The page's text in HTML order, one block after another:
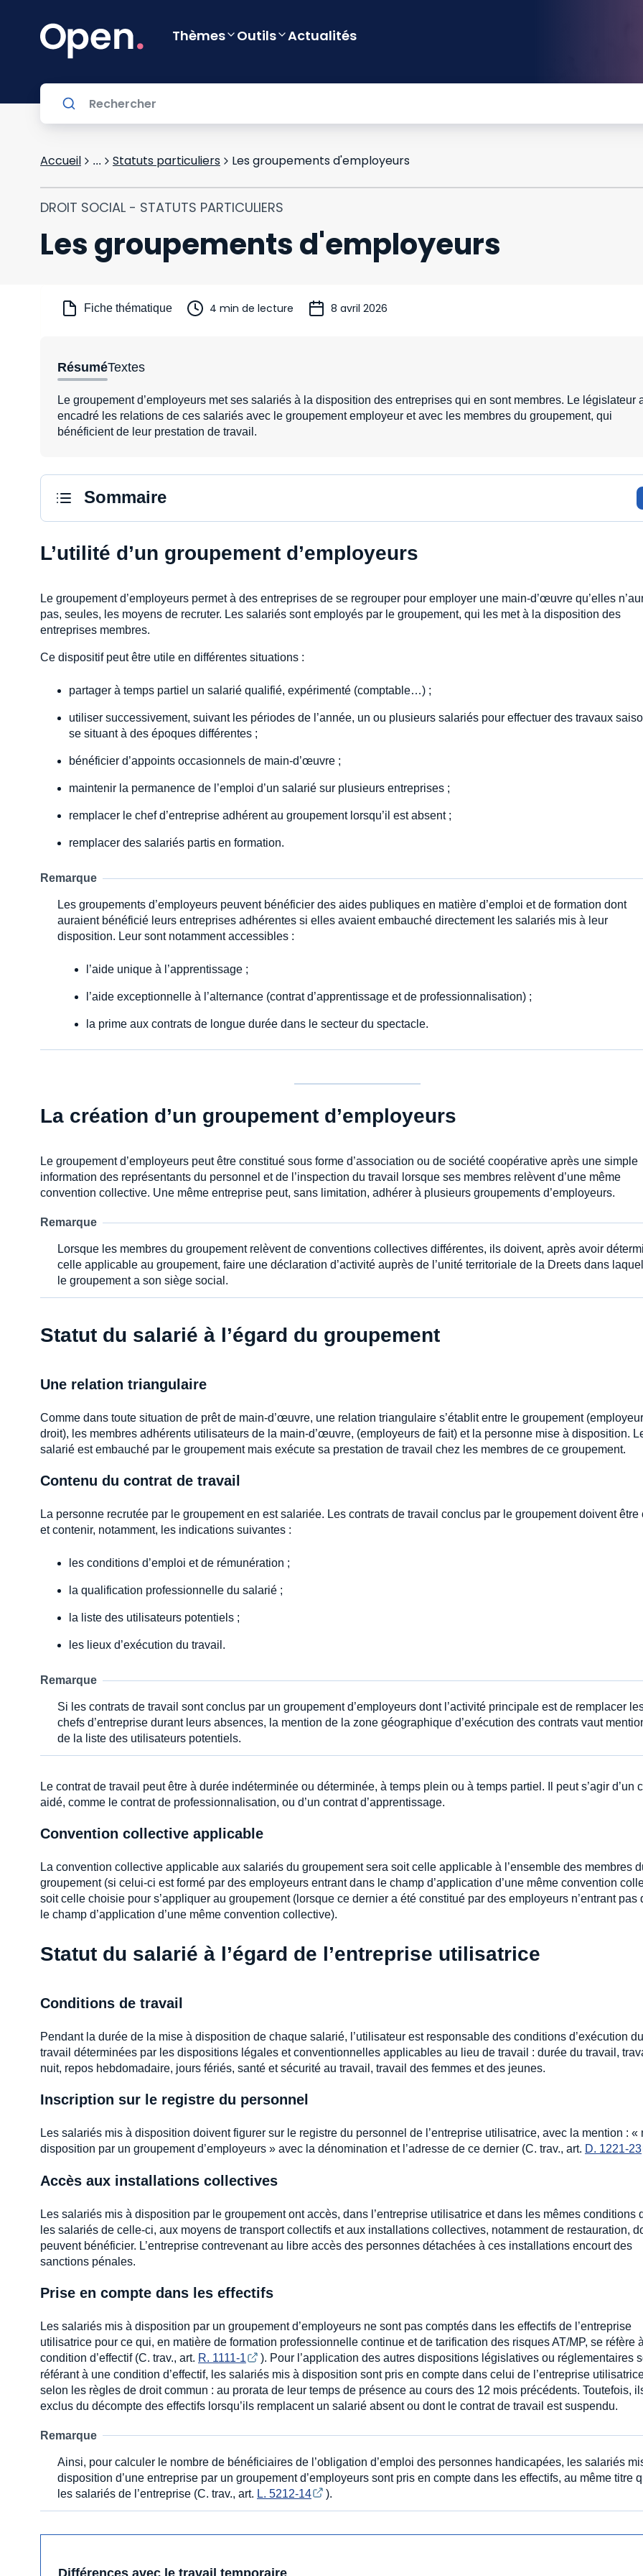
Thèmes Outils Actualités
Accueil ... Statuts particuliers Les groupements d'employeurs
DROIT SOCIAL - STATUTS PARTICULIERS
Les groupements d'employeurs
Fiche thématique 4 min de lecture 8 avril 2026
RésuméTextes
Le groupement d’employeurs met ses salariés à la disposition des entreprises qui en sont membres. Le législateur
encadré les relations de ces salariés avec le groupement employeur et avec les membres du groupement, qui
bénéficient de leur prestation de travail.
Sommaire
L’utilité d’un groupement d’employeurs
Le groupement d’employeurs permet à des entreprises de se regrouper pour employer une main-d’œuvre qu’elles
pas, seules, les moyens de recruter. Les salariés sont employés par le groupement, qui les met à la disposition des
entreprises membres.
Ce dispositif peut être utile en différentes situations :
partager à temps partiel un salarié qualifié, expérimenté (comptable…) ;
utiliser successivement, suivant les périodes de l’année, un ou plusieurs salariés pour effectuer des travaux
se situant à des époques différentes ;
bénéficier d’appoints occasionnels de main-d’œuvre ;
maintenir la permanence de l’emploi d’un salarié sur plusieurs entreprises ;
remplacer le chef d’entreprise adhérent au groupement lorsqu’il est absent ;
remplacer des salariés partis en formation.
Remarque
Les groupements d’employeurs peuvent bénéficier des aides publiques en matière d’emploi et de formation dont
auraient bénéficié leurs entreprises adhérentes si elles avaient embauché directement les salariés mis à leur
disposition. Leur sont notamment accessibles :
l’aide unique à l’apprentissage ;
l’aide exceptionnelle à l’alternance (contrat d’apprentissage et de professionnalisation) ;
la prime aux contrats de longue durée dans le secteur du spectacle.
La création d’un groupement d’employeurs
Le groupement d’employeurs peut être constitué sous forme d’association ou de société coopérative après une simple
information des représentants du personnel et de l’inspection du travail lorsque ses membres relèvent d’une même
convention collective. Une même entreprise peut, sans limitation, adhérer à plusieurs groupements d’employeurs.
Remarque
Lorsque les membres du groupement relèvent de conventions collectives différentes, ils doivent, après avoir
celle applicable au groupement, faire une déclaration d’activité auprès de l’unité territoriale de la Dreets dans
le groupement a son siège social.
Statut du salarié à l’égard du groupement
Une relation triangulaire
Comme dans toute situation de prêt de main-d’œuvre, une relation triangulaire s’établit entre le groupement
droit), les membres adhérents utilisateurs de la main-d’œuvre, (employeurs de fait) et la personne mise à disposition.
salarié est embauché par le groupement mais exécute sa prestation de travail chez les membres de ce groupement.
Contenu du contrat de travail
La personne recrutée par le groupement en est salariée. Les contrats de travail conclus par le groupement doivent être
et contenir, notamment, les indications suivantes :
les conditions d’emploi et de rémunération ;
la qualification professionnelle du salarié ;
la liste des utilisateurs potentiels ;
les lieux d’exécution du travail.
Remarque
Si les contrats de travail sont conclus par un groupement d’employeurs dont l’activité principale est de remplacer
chefs d’entreprise durant leurs absences, la mention de la zone géographique d’exécution des contrats vaut
de la liste des utilisateurs potentiels.
Le contrat de travail peut être à durée indéterminée ou déterminée, à temps plein ou à temps partiel. Il peut s’agir d’un
aidé, comme le contrat de professionnalisation, ou d’un contrat d’apprentissage.
Convention collective applicable
La convention collective applicable aux salariés du groupement sera soit celle applicable à l’ensemble des membres
groupement (si celui-ci est formé par des employeurs entrant dans le champ d’application d’une même convention
soit celle choisie pour s’appliquer au groupement (lorsque ce dernier a été constitué par des employeurs n’entrant pas
le champ d’application d’une même convention collective).
Statut du salarié à l’égard de l’entreprise utilisatrice
Conditions de travail
Pendant la durée de la mise à disposition de chaque salarié, l’utilisateur est responsable des conditions d’exécution du
travail déterminées par les dispositions légales et conventionnelles applicables au lieu de travail : durée du travail,
nuit, repos hebdomadaire, jours fériés, santé et sécurité au travail, travail des femmes et des jeunes.
Inscription sur le registre du personnel
Les salariés mis à disposition doivent figurer sur le registre du personnel de l’entreprise utilisatrice, avec la mention : «
disposition par un groupement d’employeurs » avec la dénomination et l’adresse de ce dernier (C. trav., art. D. 1221-23
Accès aux installations collectives
Les salariés mis à disposition par le groupement ont accès, dans l’entreprise utilisatrice et dans les mêmes conditions
les salariés de celle-ci, aux moyens de transport collectifs et aux installations collectives, notamment de restauration,
peuvent bénéficier. L’entreprise contrevenant au libre accès des personnes détachées à ces installations encourt des
sanctions pénales.
Prise en compte dans les effectifs
Les salariés mis à disposition par un groupement d’employeurs ne sont pas comptés dans les effectifs de l’entreprise
utilisatrice pour ce qui, en matière de formation professionnelle continue et de tarification des risques AT/MP, se réfère
condition d’effectif (C. trav., art. R. 1111-1
). Pour l’application des autres dispositions législatives ou réglementaires
référant à une condition d’effectif, les salariés mis à disposition sont pris en compte dans celui de l’entreprise
selon les règles de droit commun : au prorata de leur temps de présence au cours des 12 mois précédents. Toutefois,
exclus du décompte des effectifs lorsqu’ils remplacent un salarié absent ou dont le contrat de travail est suspendu.
Remarque
Ainsi, pour calculer le nombre de bénéficiaires de l’obligation d’emploi des personnes handicapées, les salariés
disposition d’une entreprise par un groupement d’employeurs sont pris en compte dans les effectifs, au même titre
les salariés de l’entreprise (C. trav., art. L. 5212-14 ).